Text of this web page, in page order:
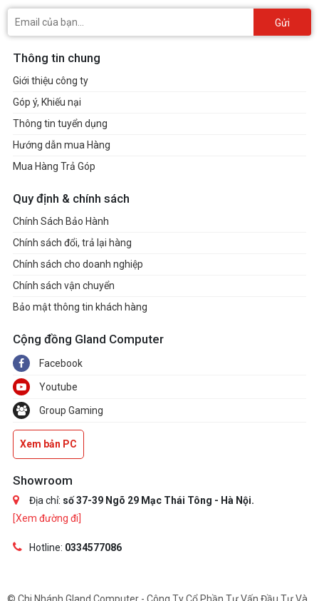
Gửi
Thông tin chung
Giới thiệu công ty
Góp ý, Khiếu nại
Thông tin tuyển dụng
Hướng dẫn mua Hàng
Mua Hàng Trả Góp
Quy định & chính sách
Chính Sách Bảo Hành
Chính sách đổi, trả lại hàng
Chính sách cho doanh nghiệp
Chính sách vận chuyển
Bảo mật thông tin khách hàng
Cộng đồng Gland Computer
Facebook
Youtube
Group Gaming
Xem bản PC
Showroom
Địa chỉ: số 37-39 Ngõ 29 Mạc Thái Tông - Hà Nội.
[Xem đường đi]
Hotline: 0334577086